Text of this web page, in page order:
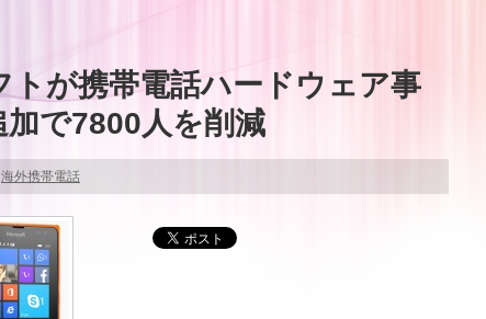
トが携帯電話ハードウェア事
で7800人を削減
海外携帯電話